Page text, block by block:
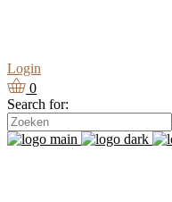
Login
0
Search for: